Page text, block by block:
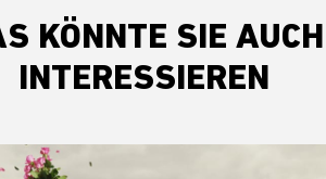
KÖNNTE SIE AUCH
INTERESSIEREN